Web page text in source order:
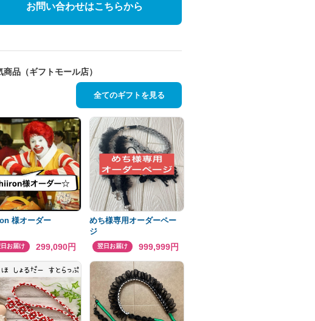
お問い合わせはこちらから
商品（ギフトモール店）
全てのギフトを見る
様オーダー
お届け 299,090円
めち様専用オーダーペー
ジ
翌日お届け 999,999円